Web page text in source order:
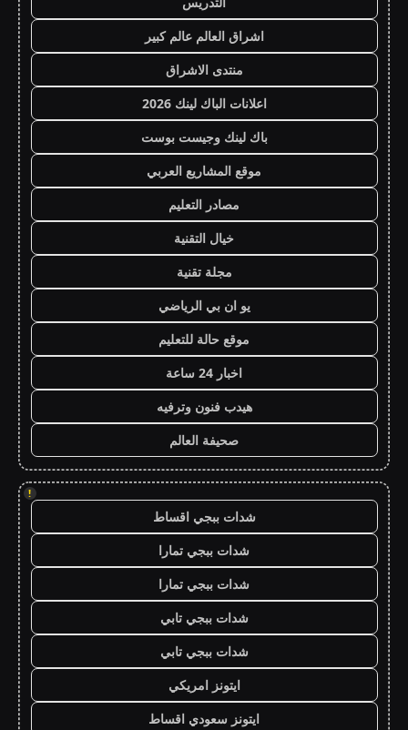
اشراق العالم عالم كبير
منتدى الاشراق
اعلانات الباك لينك 2026
باك لينك وجيست بوست
موقع المشاريع العربي
مصادر التعليم
خيال التقنية
مجلة تقنية
يو ان بي الرياضي
موقع حالة للتعليم
اخبار 24 ساعة
هيدب فنون وترفيه
صحيفة العالم
!
شدات ببجي اقساط
شدات ببجي تمارا
شدات ببجي تمارا
شدات ببجي تابي
شدات ببجي تابي
ايتونز امريكي
ايتونز سعودي اقساط